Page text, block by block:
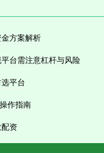
方案解析
台需注意杠杆与风险
平台
作指南
资